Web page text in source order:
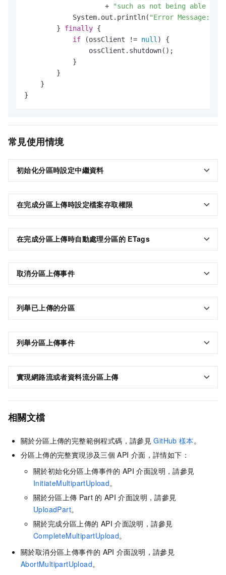
                    +
"such as not being able to
            System.out.println(
"Error Message:"
        }
finally {
if (ossClient != null) {
                ossClient.shutdown();
            }
        }
    }
}
常見使用情境
初始化分區時設定中繼資料
在完成分區上傳時設定檔案存取權限
在完成分區上傳時自動處理分區的 ETags
取消分區上傳事件
列舉已上傳的分區
列舉分區上傳事件
實現網路流或者資料流分區上傳
相關文檔
關於分區上傳的完整範例程式碼，請參見 GitHub 樣本。
分區上傳的完整實現涉及三個 API 介面，詳情如下：
關於初始化分區上傳事件的 API 介面說明，請參見
InitiateMultipartUpload。
關於分區上傳 Part 的 API 介面說明，請參見
UploadPart。
關於完成分區上傳的 API 介面說明，請參見
CompleteMultipartUpload。
關於取消分區上傳事件的 API 介面說明，請參見
AbortMultipartUpload。